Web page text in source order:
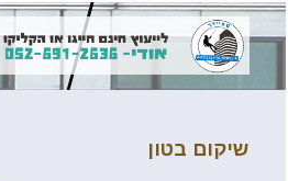
שיקום בטון